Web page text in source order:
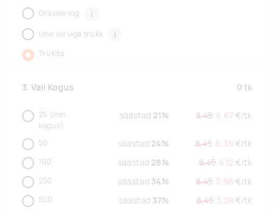
Graveering i
Ühe värviga trükk i
Trükita
3. Vali Kogus 0 tk
25 (min.
kogus)
säästad 21% 8,45 6,67 €/tk
50 säästad 24% 8,45 6,39 €/tk
100 säästad 28% 8,45 6,12 €/tk
250 säästad 34% 8,45 5,56 €/tk
500 säästad 37% 8,45 5,28 €/tk